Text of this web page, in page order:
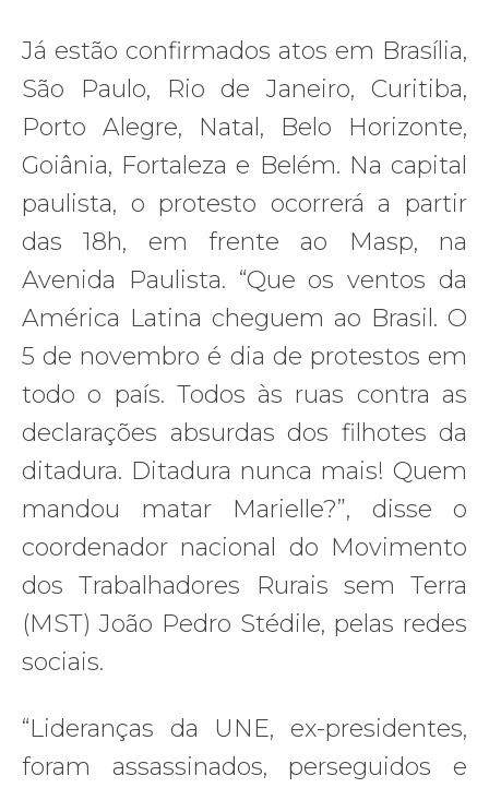
Já estão confirmados atos em Brasília,
São Paulo, Rio de Janeiro, Curitiba,
Porto Alegre, Natal, Belo Horizonte,
Goiânia, Fortaleza e Belém. Na capital
paulista, o protesto ocorrerá a partir
das 18h, em frente ao Masp, na
Avenida Paulista. “Que os ventos da
América Latina cheguem ao Brasil. O
5 de novembro é dia de protestos em
todo o país. Todos às ruas contra as
declarações absurdas dos filhotes da
ditadura. Ditadura nunca mais! Quem
mandou matar Marielle?”, disse o
coordenador nacional do Movimento
dos Trabalhadores Rurais sem Terra
(MST) João Pedro Stédile, pelas redes
sociais.
“Lideranças da UNE, ex-presidentes,
foram assassinados, perseguidos e